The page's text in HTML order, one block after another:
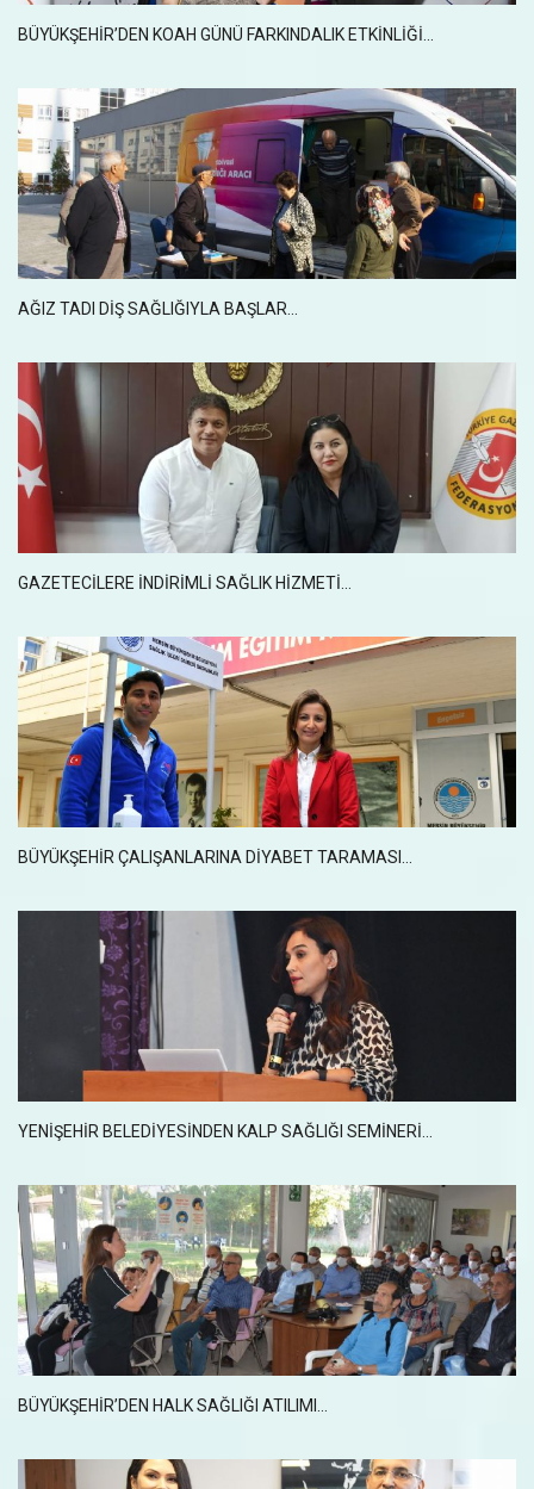
BÜYÜKŞEHİR’DEN KOAH GÜNÜ FARKINDALIK ETKİNLİĞİ...
AĞIZ TADI DİŞ SAĞLIĞIYLA BAŞLAR...
GAZETECILERE INDIRIMLI SAĞLIK HIZMETI…
BÜYÜKŞEHİR ÇALIŞANLARINA DİYABET TARAMASI...
YENIŞEHIR BELEDIYESINDEN KALP SAĞLIĞI SEMINERI...
BÜYÜKŞEHİR’DEN HALK SAĞLIĞI ATILIMI...